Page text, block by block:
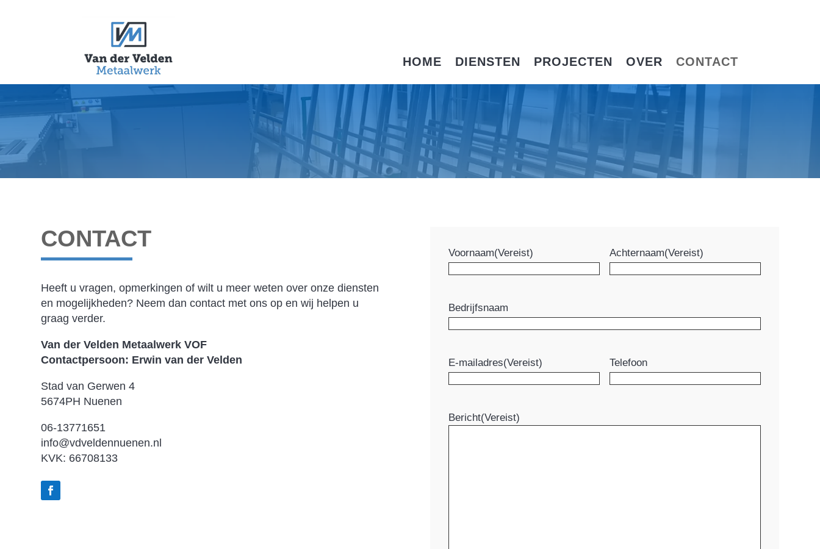
HOME DIENSTEN PROJECTEN OVER CONTACT
CONTACT
Heeft u vragen, opmerkingen of wilt u meer weten over onze diensten
en mogelijkheden? Neem dan contact met ons op en wij helpen u
graag verder.
Van der Velden Metaalwerk VOF
Contactpersoon: Erwin van der Velden
Stad van Gerwen 4
5674PH Nuenen
06-13771651
info@vdveldennuenen.nl
KVK: 66708133
Voornaam(Vereist) Achternaam(Vereist)
Bedrijfsnaam
E-mailadres(Vereist) Telefoon
Bericht(Vereist)